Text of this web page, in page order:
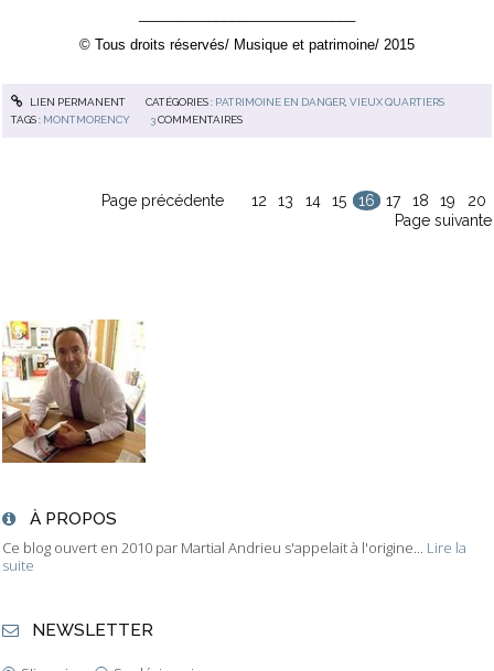
À PROPOS
Ce blog ouvert en 2010 par Martial Andrieu s'appelait à l'origine... Lire la
suite
NEWSLETTER
© Tous droits réservés/ Musique et patrimoine/ 2015
LIEN PERMANENT CATÉGORIES : PATRIMOINE EN DANGER, VIEUX QUARTIERS
TAGS : MONTMORENCY 3 COMMENTAIRES
Page précédente 12 13 14 15 16 17 18 19
20
Page suivante